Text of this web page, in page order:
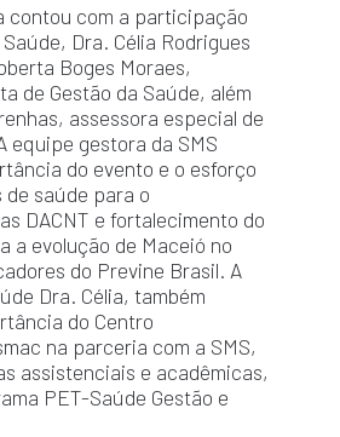
contou com a participação
Dra. Célia Rodrigues
Boges Moraes,
de Gestão da Saúde, além
assessora especial de
equipe gestora da SMS
do evento e o esforço
saúde para o
DACNT e fortalecimento do
a evolução de Maceió no
do Previne Brasil. A
Dra. Célia, também
do Centro
na parceria com a SMS,
assistenciais e acadêmicas,
PET-Saúde Gestão e